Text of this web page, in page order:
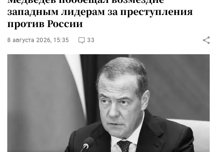
западным лидерам за преступления
против России
8 августа 2026, 15:35 33